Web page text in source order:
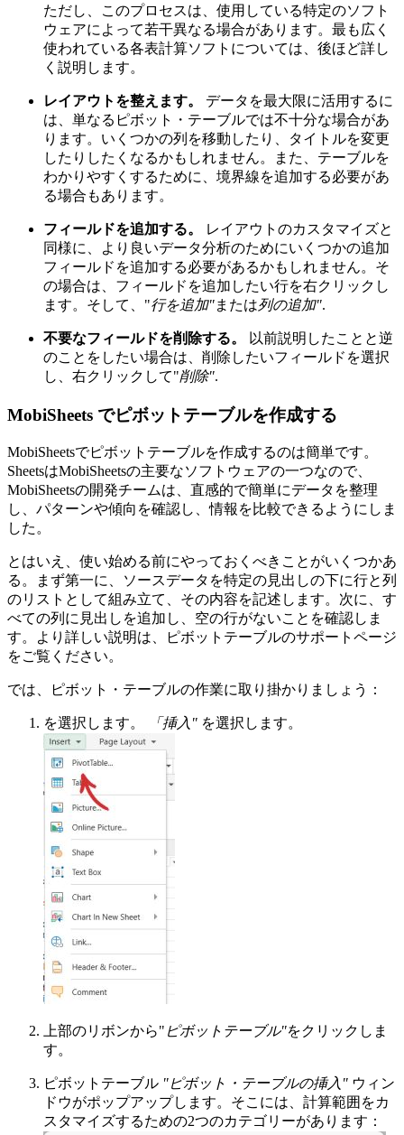
ただし、このプロセスは、使用している特定のソフト
ウェアによって若干異なる場合があります。最も広く
使われている各表計算ソフトについては、後ほど詳し
く説明します。
レイアウトを整えます。 データを最大限に活用するに
は、単なるピボット・テーブルでは不十分な場合があ
ります。いくつかの列を移動したり、タイトルを変更
したりしたくなるかもしれません。また、テーブルを
わかりやすくするために、境界線を追加する必要があ
る場合もあります。
フィールドを追加する。
レイアウトのカスタマイズと
同様に、より良いデータ分析のためにいくつかの追加
フィールドを追加する必要があるかもしれません。そ
の場合は、フィールドを追加したい行を右クリックし
ます。そして、"行を追加"または列の追加".
不要なフィールドを削除する。
以前説明したことと逆
のことをしたい場合は、削除したいフィールドを選択
し、右クリックして"削除".
MobiSheets でピボットテーブルを作成する
MobiSheetsでピボットテーブルを作成するのは簡単です。
SheetsはMobiSheetsの主要なソフトウェアの一つなので、
MobiSheetsの開発チームは、直感的で簡単にデータを整理
し、パターンや傾向を確認し、情報を比較できるようにしま
した。
とはいえ、使い始める前にやっておくべきことがいくつかあ
る。まず第一に、ソースデータを特定の見出しの下に行と列
のリストとして組み立て、その内容を記述します。次に、す
べての列に見出しを追加し、空の行がないことを確認しま
す。より詳しい説明は、ピボットテーブルのサポートページ
をご覧ください。
では、ピボット・テーブルの作業に取り掛かりましょう：
を選択します。 「挿入" を選択します。
上部のリボンから" ピボットテーブル"をクリックしま
す。
ピボットテーブル "ピボット・テーブルの挿入" ウィン
ドウがポップアップします。そこには、計算範囲をカ
スタマイズするための2つのカテゴリーがあります：